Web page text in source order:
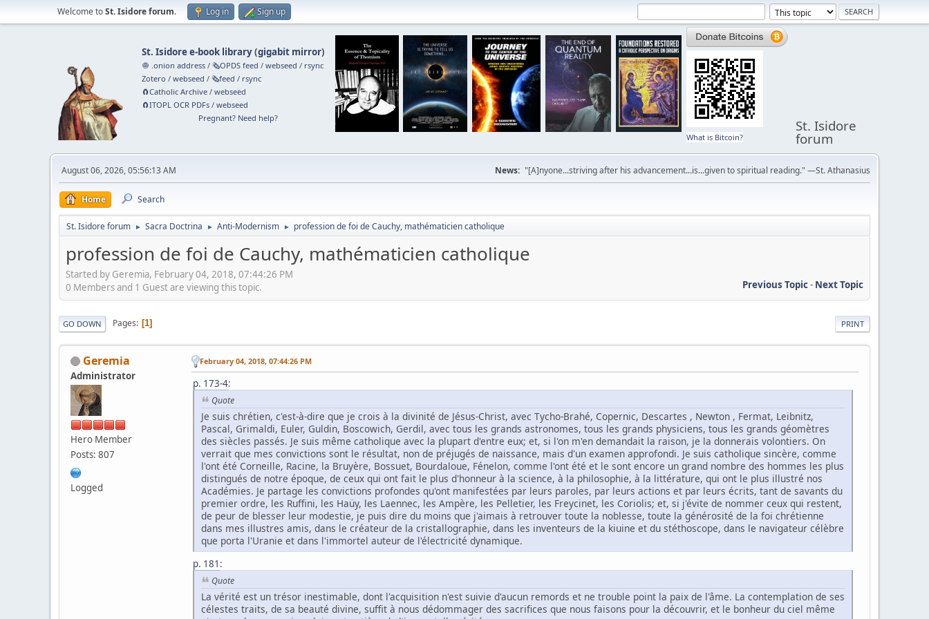
Welcome toSt. Isidore forum. Log in Sign up
St. Isidore e-book library(gigabit mirror)
🧅 .onion address /🗞️OPDS feed /webseed / rsync
Zotero /webseed /🗞️feed / rsync
🧲⁠Catholic Archive /webseed
🧲⁠ITOPL OCR PDFs /webseed
Pregnant? Need help?
What is Bitcoin?
St. Isidore
forum
August 06, 2026, 05:56:13 AM News: "[A]nyone...striving after his advancement...is...given to spiritual reading." —St. Athanasius
Home Search
St. Isidore forum ► Sacra Doctrina ► Anti-Modernism ► profession de foi de Cauchy, mathématicien catholique
profession de foi de Cauchy, mathématicien catholique
Started by Geremia, February 04, 2018, 07:44:26 PM
Previous Topic- Next Topic
0 Members and 1 Guest are viewing this topic.
PRINT
GO DOWN Pages 1
Geremia
Administrator
Hero Member
Posts: 807
Logged
February 04, 2018, 07:44:26 PM
p. 173-4:
Quote
Je suis chrétien, c'est-à-dire que je crois à la divinité de Jésus-Christ, avec Tycho-Brahé, Copernic, Descartes , Newton , Fermat, Leibnitz,
Pascal, Grimaldi, Euler, Guldin, Boscowich, Gerdil, avec tous les grands astronomes, tous les grands physiciens, tous les grands géomètres
des siècles passés. Je suis même catholique avec la plupart d'entre eux; et, si l'on m'en demandait la raison, je la donnerais volontiers. On
verrait que mes convictions sont le résultat, non de préjugés de naissance, mais d'un examen approfondi. Je suis catholique sincère, comme
l'ont été Corneille, Racine, la Bruyère, Bossuet, Bourdaloue, Fénelon, comme l'ont été et le sont encore un grand nombre des hommes les plus
distingués de notre époque, de ceux qui ont fait le plus d'honneur à la science, à la philosophie, à la littérature, qui ont le plus illustré nos
Académies. Je partage les convictions profondes qu'ont manifestées par leurs paroles, par leurs actions et par leurs écrits, tant de savants du
premier ordre, les Ruffini, les Haüy, les Laennec, les Ampère, les Pelletier, les Freycinet, les Coriolis; et, si j'évite de nommer ceux qui restent,
de peur de blesser leur modestie, je puis dire du moins que j'aimais à retrouver toute la noblesse, toute la générosité de la foi chrétienne
dans mes illustres amis, dans le créateur de la cristallographie, dans les inventeurs de la kiuine et du stéthoscope, dans le navigateur célèbre
que porta l'Uranie et dans l'immortel auteur de l'électricité dynamique.
p. 181 :
Quote
La vérité est un trésor inestimable, dont l'acquisition n'est suivie d'aucun remords et ne trouble point la paix de l'âme. La contemplation de ses
célestes traits, de sa beauté divine, suffit à nous dédommager des sacrifices que nous faisons pour la découvrir, et le bonheur du ciel même